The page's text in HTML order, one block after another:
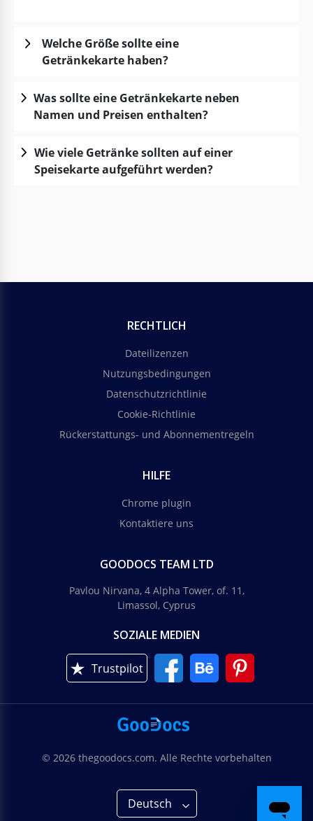
Welche Größe sollte eine
Getränkekarte haben?
Was sollte eine Getränkekarte neben
Namen und Preisen enthalten?
Wie viele Getränke sollten auf einer
Speisekarte aufgeführt werden?
RECHTLICH
Dateilizenzen
Nutzungsbedingungen
Datenschutzrichtlinie
Cookie-Richtlinie
Rückerstattungs- und Abonnementregeln
HILFE
Chrome plugin
Kontaktiere uns
GOODOCS TEAM LTD
Pavlou Nirvana, 4 Alpha Tower, of. 11,
Limassol, Cyprus
SOZIALE MEDIEN
Trustpilot
© 2026 thegoodocs.com. Alle Rechte vorbehalten
Deutsch